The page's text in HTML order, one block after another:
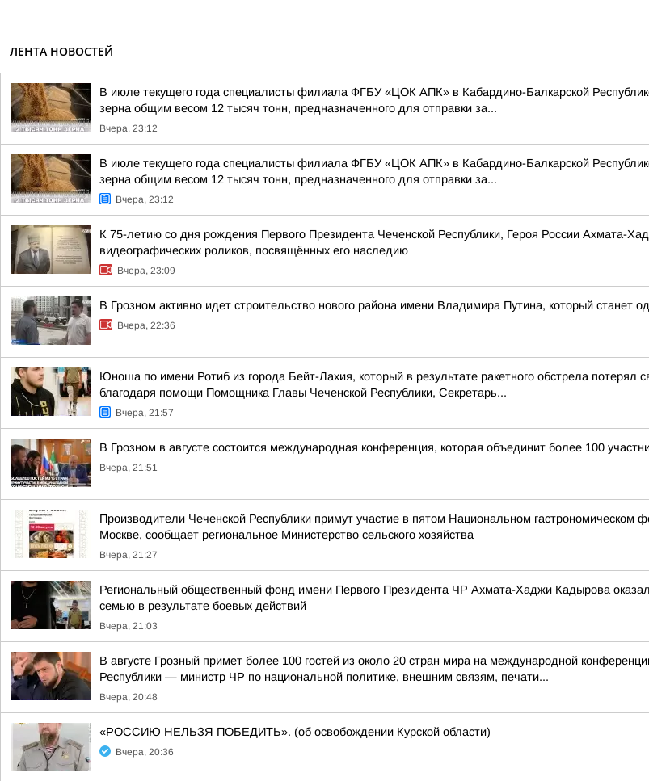
ЛЕНТА НОВОСТЕЙ
В июле текущего года специалисты филиала ФГБУ «ЦОК АПК» в Кабардино-Балкарской
зерна общим весом 12 тысяч тонн, предназначенного для отправки за...
Вчера, 23:12
В июле текущего года специалисты филиала ФГБУ «ЦОК АПК» в Кабардино-Балкарской
зерна общим весом 12 тысяч тонн, предназначенного для отправки за...
Вчера, 23:12
К 75-летию со дня рождения Первого Президента Чеченской Республики, Героя России Ахмата-
видеографических роликов, посвящённых его наследию
Вчера, 23:09
В Грозном активно идет строительство нового района имени Владимира Путина, который станет
Вчера, 22:36
Юноша по имени Ротиб из города Бейт-Лахия, который в результате ракетного обстрела потерял
благодаря помощи Помощника Главы Чеченской Республики, Секретарь...
Вчера, 21:57
В Грозном в августе состоится международная конференция, которая объединит более 100
Вчера, 21:51
Производители Чеченской Республики примут участие в пятом Национальном гастрономическом
Москве, сообщает региональное Министерство сельского хозяйства
Вчера, 21:27
Региональный общественный фонд имени Первого Президента ЧР Ахмата-Хаджи Кадырова
семью в результате боевых действий
Вчера, 21:03
В августе Грозный примет более 100 гостей из около 20 стран мира на международной
Республики — министр ЧР по национальной политике, внешним связям, печати...
Вчера, 20:48
«РОССИЮ НЕЛЬЗЯ ПОБЕДИТЬ». (об освобождении Курской области)
Вчера, 20:36